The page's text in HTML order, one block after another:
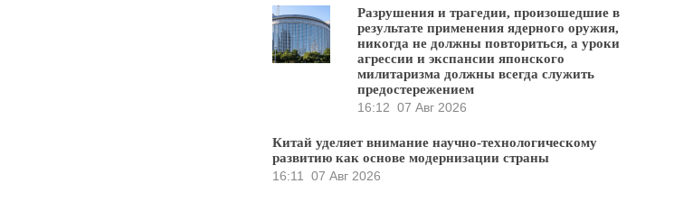
Разрушения и трагедии, произошедшие в
результате применения ядерного оружия,
никогда не должны повториться, а уроки
агрессии и экспансии японского
милитаризма должны всегда служить
предостережением
16:12 07 Авг 2026
Китай уделяет внимание научно-технологическому
развитию как основе модернизации страны
16:11
07 Авг 2026